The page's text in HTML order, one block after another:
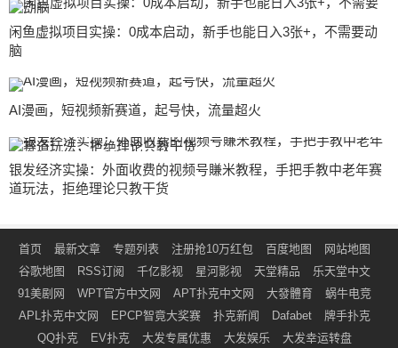
闲鱼虚拟项目实操：0成本启动，新手也能日入3张+，不需要动
脑
AI漫画，短视频新赛道，起号快，流量超火
银发经济实操：外面收费的视频号賺米教程，手把手教中老年赛
道玩法，拒绝理论只教干货
首页 最新文章 专题列表 注册抢10万红包 百度地图
网站地图
谷歌地图
RSS订阅 千亿影视 星河影视 天堂精品
乐天堂中文
91美剧网
WPT官方中文网 APT扑克中文网 大發體育
蜗牛电竞
APL扑克中文网
EPCP智竟大奖赛 扑克新闻 Dafabet
牌手扑克
QQ扑克
EV扑克 大发专属优惠 大发娱乐 大发幸运转盘